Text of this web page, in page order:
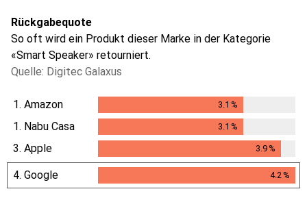
Rückgabequote
So oft wird ein Produkt dieser Marke in der Kategorie
«Smart Speaker» retourniert.
Quelle: Digitec Galaxus
1. Amazon 3.1 %
1. Nabu Casa 3.1 %
3. Apple 3.9%
3.9%
4. Google 4.2%
4.2%